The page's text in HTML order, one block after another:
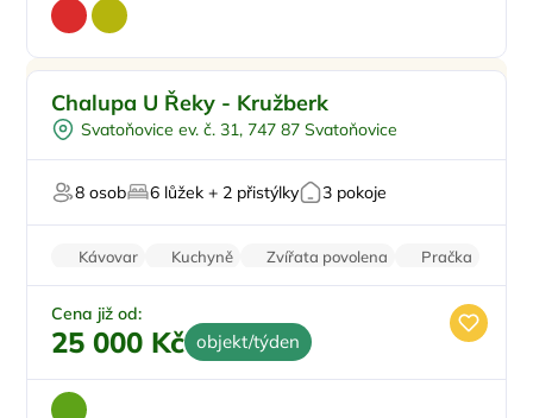
Pro rodiny s dětmi
Koupací sud
Sauna
U vody
Chalupa U Řeky - Kružberk
Svatoňovice ev. č. 31, 747 87 Svatoňovice
8 osob 6 lůžek + 2 přistýlky 3 pokoje
Kávovar Kuchyně Zvířata povolena
Pračka
Vysavač
Cena již od:
25 000 Kč objekt/týden